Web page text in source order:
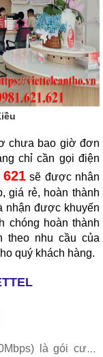
chưa bao giờ đơn
chỉ cần gọi điện
sẽ được nhân
giá rẻ, hoàn thành
nhận được khuyến
chóng hoàn thành
theo nhu cầu của
quý khách hàng.
là gói cước